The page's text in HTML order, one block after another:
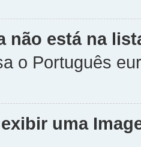
não está na
o Português
uma